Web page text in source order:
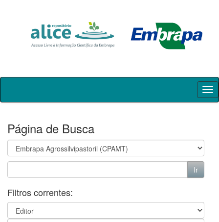
Skip
Página de Busca
Filtros correntes: